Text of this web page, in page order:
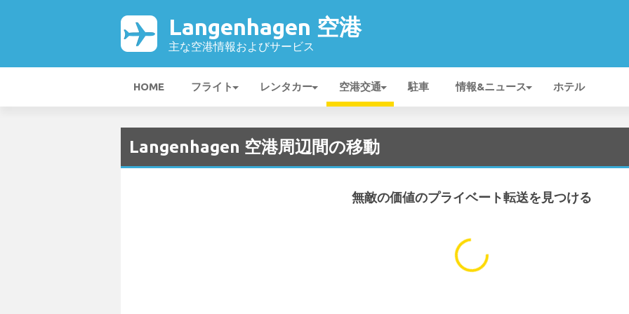
Langenhagen 空港
主な空港情報およびサービス
HOME フライト レンタカー 空港交通 駐車 情報&ニュース ホテル
Langenhagen 空港周辺間の移動
無敵の価値のプライベート転送を見つける